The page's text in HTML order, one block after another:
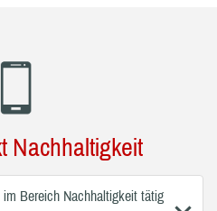
Nachhaltigkeit
Bereich Nachhaltigkeit tätig